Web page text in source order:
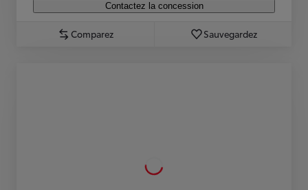
Contactez la concession
Comparez Sauvegardez